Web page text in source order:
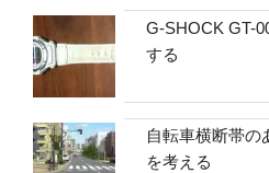
G-SHOCK GT-
する
自転車横断帯の
を考える